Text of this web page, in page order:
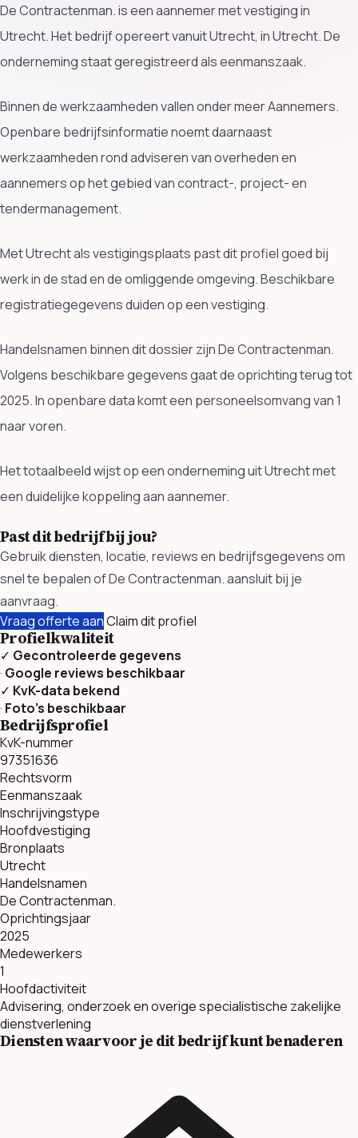
De Contractenman. is een aannemer met vestiging in
Utrecht. Het bedrijf opereert vanuit Utrecht, in Utrecht. De
onderneming staat geregistreerd als eenmanszaak.
Binnen de werkzaamheden vallen onder meer Aannemers.
Openbare bedrijfsinformatie noemt daarnaast
werkzaamheden rond adviseren van overheden en
aannemers op het gebied van contract-, project- en
tendermanagement.
Met Utrecht als vestigingsplaats past dit profiel goed bij
werk in de stad en de omliggende omgeving. Beschikbare
registratiegegevens duiden op een vestiging.
Handelsnamen binnen dit dossier zijn De Contractenman.
Volgens beschikbare gegevens gaat de oprichting terug tot
2025. In openbare data komt een personeelsomvang van 1
naar voren.
Het totaalbeeld wijst op een onderneming uit Utrecht met
een duidelijke koppeling aan aannemer.
Past dit bedrijf bij jou?
Gebruik diensten, locatie, reviews en bedrijfsgegevens om
snel te bepalen of De Contractenman. aansluit bij je
aanvraag.
Vraag offerte aanClaim dit profiel
Profielkwaliteit
✓ Gecontroleerde gegevens
· Google reviews beschikbaar
✓ KvK-data bekend
· Foto’s beschikbaar
Bedrijfsprofiel
KvK-nummer
97351636
Rechtsvorm
Eenmanszaak
Inschrijvingstype
Hoofdvestiging
Bronplaats
Utrecht
Handelsnamen
De Contractenman.
Oprichtingsjaar
2025
Medewerkers
1
Hoofdactiviteit
Advisering, onderzoek en overige specialistische zakelijke
dienstverlening
Diensten waarvoor je dit bedrijf kunt benaderen